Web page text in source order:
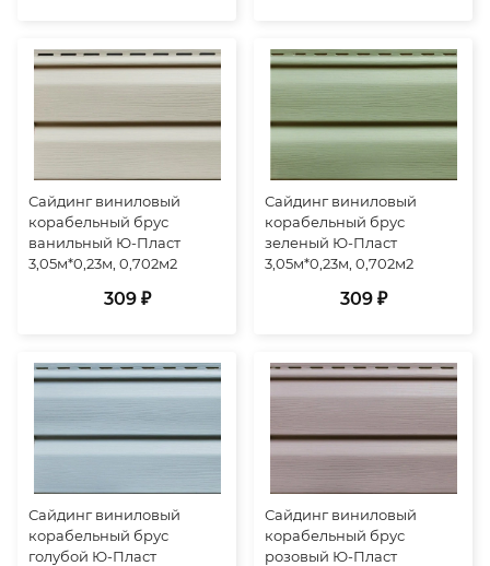
Сайдинг виниловый
корабельный брус
ванильный Ю-Пласт
3,05м*0,23м, 0,702м2
309 ₽
Сайдинг виниловый
корабельный брус
зеленый Ю-Пласт
3,05м*0,23м, 0,702м2
309 ₽
Сайдинг виниловый
корабельный брус
голубой Ю-Пласт
Сайдинг виниловый
корабельный брус
розовый Ю-Пласт